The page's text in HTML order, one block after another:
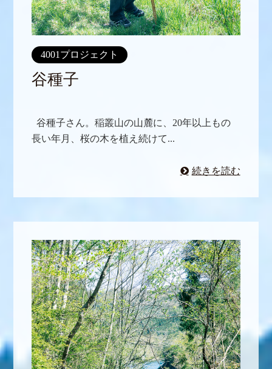
4001プロジェクト
谷種子
谷種子さん。稲叢山の山麓に、20年以上もの
長い年月、桜の木を植え続けて...
続きを読む